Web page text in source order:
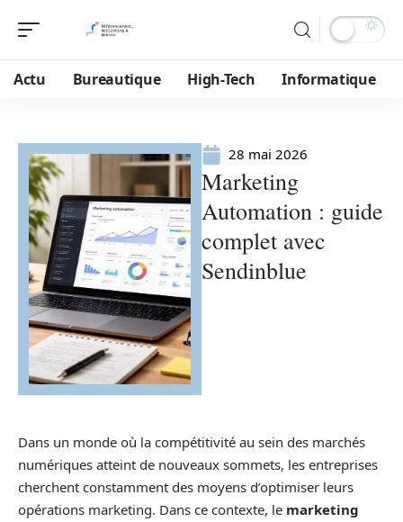
Actu Bureautique High-Tech Informatique
28 mai 2026
Marketing
Automation : guide
complet avec
Sendinblue
Dans un monde où la compétitivité au sein des marchés
numériques atteint de nouveaux sommets, les entreprises
cherchent constamment des moyens d’optimiser leurs
opérations marketing. Dans ce contexte, le marketing